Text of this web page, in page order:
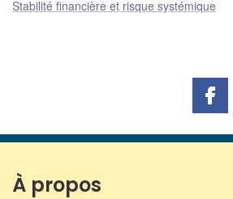
Stabilité financière et risque systémique
À propos